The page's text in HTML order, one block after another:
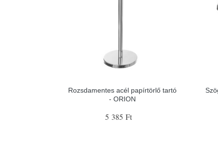
Rozsdamentes acél papírtörlő tartó
- ORION
5 385 Ft